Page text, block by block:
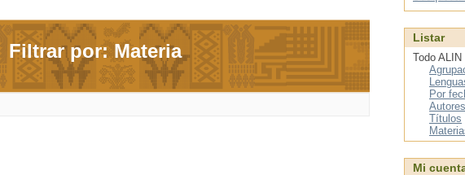
Filtrar por: Materia
Listar
Todo ALIN
Por
Autores
Títulos
Mi